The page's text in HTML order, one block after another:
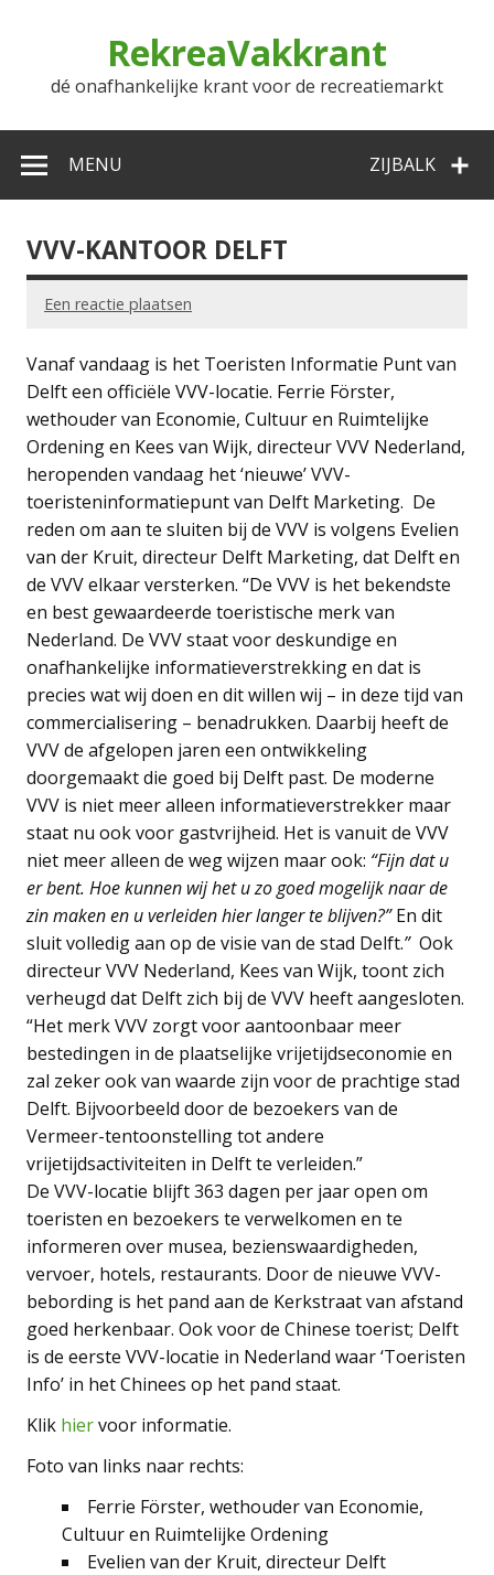
RekreaVakkrant
dé onafhankelijke krant voor de recreatiemarkt
ZIJBALK
MENU
VVV-KANTOOR DELFT
Een reactie plaatsen
Vanaf vandaag is het Toeristen Informatie Punt van
Delft een officiële VVV-locatie. Ferrie Förster,
wethouder van Economie, Cultuur en Ruimtelijke
Ordening en Kees van Wijk, directeur VVV Nederland,
heropenden vandaag het ‘nieuwe’ VVV-
toeristeninformatiepunt van Delft Marketing. De
reden om aan te sluiten bij de VVV is volgens Evelien
van der Kruit, directeur Delft Marketing, dat Delft en
de VVV elkaar versterken. “De VVV is het bekendste
en best gewaardeerde toeristische merk van
Nederland. De VVV staat voor deskundige en
onafhankelijke informatieverstrekking en dat is
precies wat wij doen en dit willen wij – in deze tijd van
commercialisering – benadrukken. Daarbij heeft de
VVV de afgelopen jaren een ontwikkeling
doorgemaakt die goed bij Delft past. De moderne
VVV is niet meer alleen informatieverstrekker maar
staat nu ook voor gastvrijheid. Het is vanuit de VVV
niet meer alleen de weg wijzen maar ook: “Fijn dat u
er bent. Hoe kunnen wij het u zo goed mogelijk naar de
zin maken en u verleiden hier langer te blijven?”En dit
sluit volledig aan op de visie van de stad Delft.” Ook
directeur VVV Nederland, Kees van Wijk, toont zich
verheugd dat Delft zich bij de VVV heeft aangesloten.
“Het merk VVV zorgt voor aantoonbaar meer
bestedingen in de plaatselijke vrijetijdseconomie en
zal zeker ook van waarde zijn voor de prachtige stad
Delft. Bijvoorbeeld door de bezoekers van de
Vermeer-tentoonstelling tot andere
vrijetijdsactiviteiten in Delft te verleiden.”
De VVV-locatie blijft 363 dagen per jaar open om
toeristen en bezoekers te verwelkomen en te
informeren over musea, bezienswaardigheden,
vervoer, hotels, restaurants. Door de nieuwe VVV-
bebording is het pand aan de Kerkstraat van afstand
goed herkenbaar. Ook voor de Chinese toerist; Delft
is de eerste VVV-locatie in Nederland waar ‘Toeristen
Info’ in het Chinees op het pand staat.
Klik hiervoor informatie.
Foto van links naar rechts:
Ferrie Förster, wethouder van Economie,
Cultuur en Ruimtelijke Ordening
Evelien van der Kruit, directeur Delft